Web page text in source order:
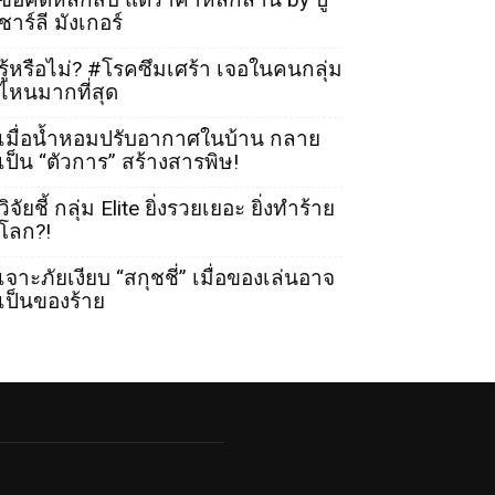
าร์ลี มังเกอร์
หรือไม่? #โรคซึมเศร้า เจอในคนกลุ่ม
หนมากที่สุด
มื่อน้ำหอมปรับอากาศในบ้าน กลาย
ป็น “ตัวการ” สร้างสารพิษ!
จัยชี้ กลุ่ม Elite ยิ่งรวยเยอะ ยิ่งทำร้าย
ลก?!
จาะภัยเงียบ “สกุชชี่” เมื่อของเล่นอาจ
ป็นของร้าย